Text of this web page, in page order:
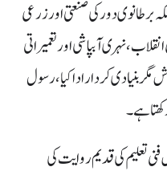
برطانوی دور کی صنعتی اور زرعی
نہری آبپاشی اور تعمیراتی
بنیادی کردار ادا کیا، رسول
ہے۔
تعلیم کی قدیم روایت کی